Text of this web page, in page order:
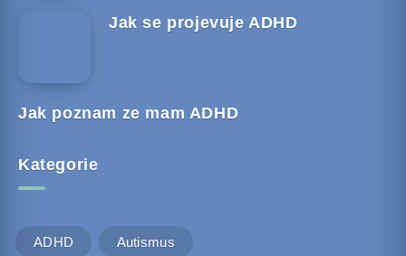
Jak se projevuje ADHD
Jak poznam ze mam ADHD
Kategorie
ADHD Autismus